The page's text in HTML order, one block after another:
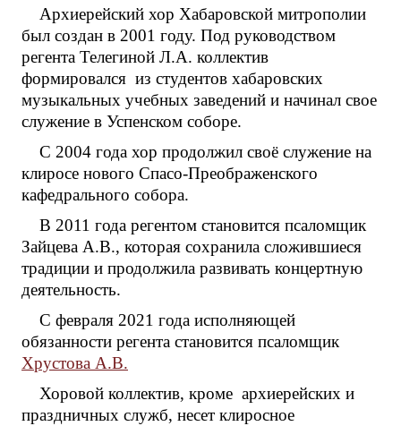
Архиерейский хор Хабаровской митрополии
был создан в 2001 году. Под руководством
регента Телегиной Л.А. коллектив
формировался из студентов хабаровских
музыкальных учебных заведений и начинал свое
служение в Успенском соборе.
С 2004 года хор продолжил своё служение на
клиросе нового Спасо-Преображенского
кафедрального собора.
В 2011 года регентом становится псаломщик
Зайцева А.В., которая сохранила сложившиеся
традиции и продолжила развивать концертную
деятельность.
С февраля 2021 года исполняющей
обязанности регента становится псаломщик
Хрустова А.В.
Хоровой коллектив, кроме архиерейских и
праздничных служб, несет клиросное